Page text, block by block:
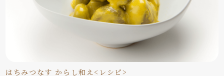
はちみつなす からし和え<レシピ>